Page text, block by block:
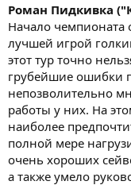
Роман Пидкивка
Начало чемпионата
лучшей игрой
этот тур точно
грубейшие ошибки
непозволительно
работы у них. На
наиболее
полной мере
очень хороших
а также умело